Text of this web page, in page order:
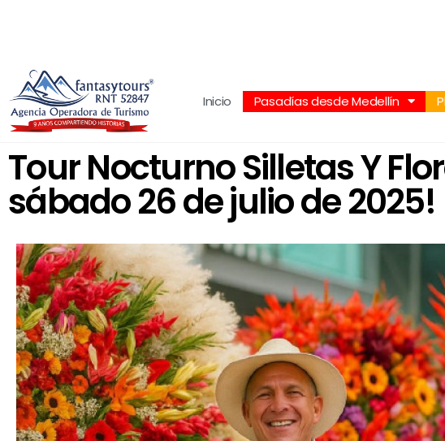
Inicio Pasadías desde Medellín
Tour Nocturno Silletas Y
sábado 26 de julio de 2025!